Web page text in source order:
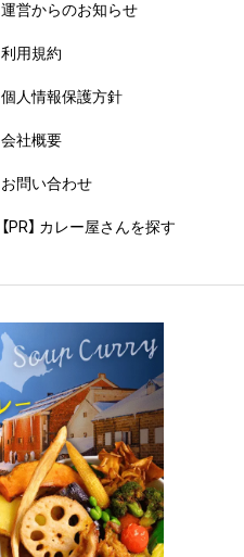
運営からのお知らせ
利用規約
個人情報保護方針
会社概要
お問い合わせ
【PR】 カレー屋さんを探す